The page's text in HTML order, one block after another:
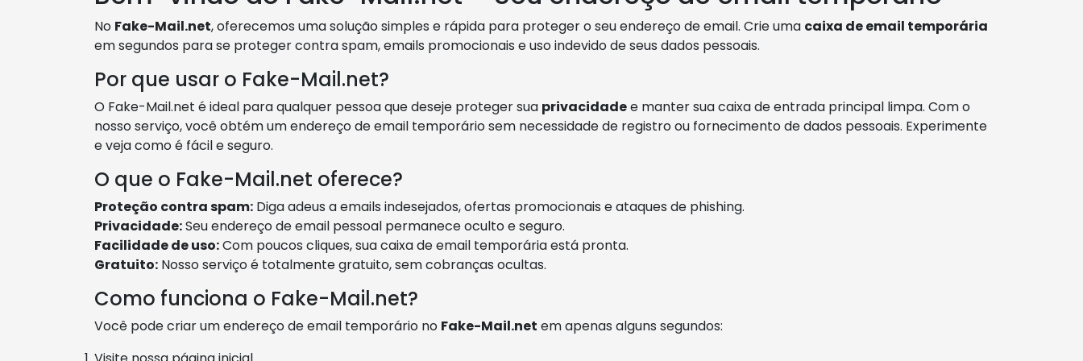
No Fake-Mail.net, oferecemos uma solução simples e rápida para proteger o seu endereço de email. Crie uma caixa de email temporária
em segundos para se proteger contra spam, emails promocionais e uso indevido de seus dados pessoais.
Por que usar o Fake-Mail.net?
O Fake-Mail.net é ideal para qualquer pessoa que deseje proteger sua privacidadee manter sua caixa de entrada principal limpa. Com o
nosso serviço, você obtém um endereço de email temporário sem necessidade de registro ou fornecimento de dados pessoais. Experimente
e veja como é fácil e seguro.
O que o Fake-Mail.net oferece?
Proteção contra spam: Diga adeus a emails indesejados, ofertas promocionais e ataques de phishing.
Privacidade:Seu endereço de email pessoal permanece oculto e seguro.
Facilidade de uso:Com poucos cliques, sua caixa de email temporária está pronta.
Gratuito: Nosso serviço é totalmente gratuito, sem cobranças ocultas.
Como funciona o Fake-Mail.net?
Você pode criar um endereço de email temporário no Fake-Mail.net em apenas alguns segundos: